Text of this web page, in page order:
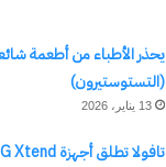
يحذر الأطباء من أطعمة
(التستوستيرون)
13 يناير، 2026